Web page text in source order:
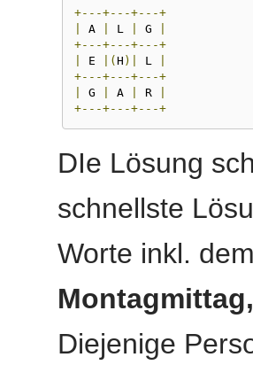
+---+---+---+
A L G
+---+---+---+
E |( H )| L
+---+---+---+
G A R
+---+---+---+
DIe Lösung
schnellste
Worte inkl.
Diejenige